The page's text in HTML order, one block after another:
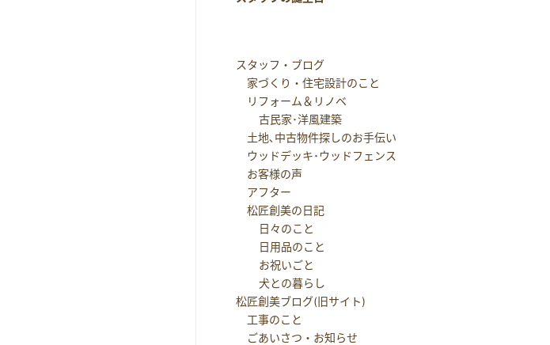
スタッフ・ブログ
家づくり・住宅設計のこと
リフォーム＆リノベ
古民家･洋風建築
土地､中古物件探しのお手伝い
ウッドデッキ･ウッドフェンス
お客様の声
アフター
松匠創美の日記
日々のこと
日用品のこと
お祝いごと
犬との暮らし
松匠創美ブログ(旧サイト)
工事のこと
ごあいさつ・お知らせ